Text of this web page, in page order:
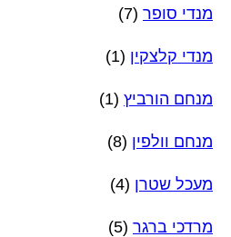
מנדי סופר (7)
מנדי קלצקין (1)
מנחם הורביץ (1)
מנחם וולפין (8)
מעכל שטרן (4)
מרדכי ברגר (5)